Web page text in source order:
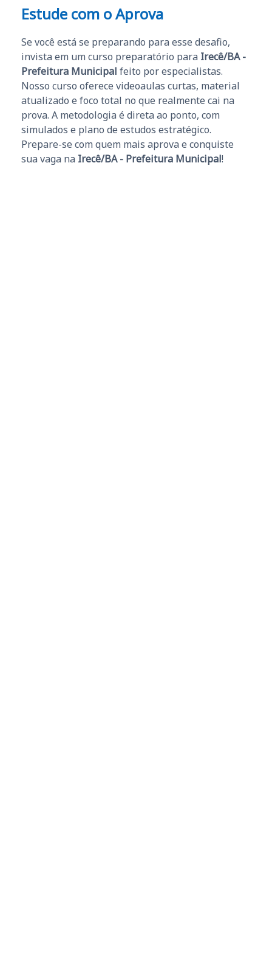
Estude com o Aprova
Se você está se preparando para esse desafio,
invista em um curso preparatório para Irecê/BA -
Prefeitura Municipal feito por especialistas.
Nosso curso oferece videoaulas curtas, material
atualizado e foco total no que realmente cai na
prova. A metodologia é direta ao ponto, com
simulados e plano de estudos estratégico.
Prepare-se com quem mais aprova e conquiste
sua vaga na Irecê/BA - Prefeitura Municipal!